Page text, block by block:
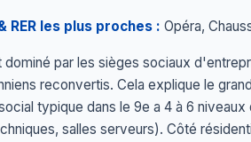
RER les plus proches : Opéra,
dominé par les sièges sociaux
reconvertis. Cela explique le
typique dans le 9e a 4 à 6
salles serveurs). Côté